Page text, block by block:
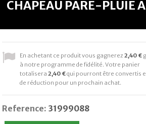
CHAPEAU PARE-PLUIE
En achetant ce produit vous gagnerez 2,40 €
à notre programme de fidélité. Votre panier
totalisera 2,40 €qui pourront être convertis
de réduction pour un prochain achat.
Reference: 31999088